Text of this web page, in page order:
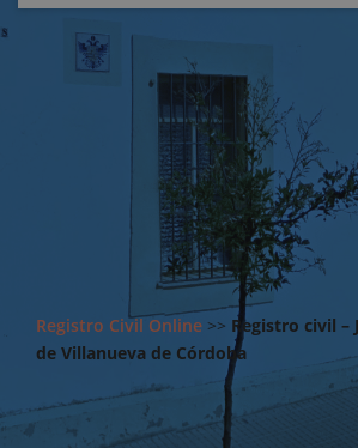
Registro Civil Online >> Registro civil –
de Villanueva de Córdoba